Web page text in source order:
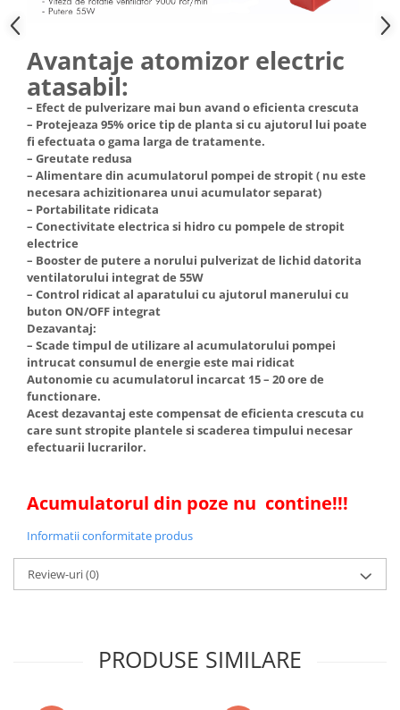
Truse de scule
Truse de lipit PPR
Ventuze cu brate pentru transport
Vibratoare beton
Masini de spalat rufe cu uscator
Masini de facut paine
Pachete electrocasnice
incorporabile
Seturi oale
SANDWICH MAKER
Storcatoare de fructe
Televizoare
Avantaje atomizor electric
atasabil:
– Efect de pulverizare mai bun avand o eficienta crescuta
– Protejeaza 95% orice tip de planta si cu ajutorul lui poate
fi efectuata o gama larga de tratamente.
– Greutate redusa
– Alimentare din acumulatorul pompei de stropit ( nu este
necesara achizitionarea unui acumulator separat)
– Portabilitate ridicata
– Conectivitate electrica si hidro cu pompele de stropit
electrice
– Booster de putere a norului pulverizat de lichid datorita
ventilatorului integrat de 55W
– Control ridicat al aparatului cu ajutorul manerului cu
buton ON/OFF integrat
Dezavantaj:
– Scade timpul de utilizare al acumulatorului pompei
intrucat consumul de energie este mai ridicat
Autonomie cu acumulatorul incarcat 15 – 20 ore de
functionare.
Acest dezavantaj este compensat de eficienta crescuta cu
care sunt stropite plantele si scaderea timpului necesar
efectuarii lucrarilor.
Acumulatorul din poze nu contine!!!
Informatii conformitate produs
Review-uri(0)
PRODUSE SIMILARE